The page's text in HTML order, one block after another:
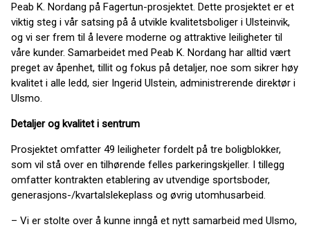
Peab K. Nordang på Fagertun-prosjektet. Dette prosjektet er et
viktig steg i vår satsing på å utvikle kvalitetsboliger i Ulsteinvik,
og vi ser frem til å levere moderne og attraktive leiligheter til
våre kunder. Samarbeidet med Peab K. Nordang har alltid vært
preget av åpenhet, tillit og fokus på detaljer, noe som sikrer høy
kvalitet i alle ledd, sier Ingerid Ulstein, administrerende direktør i
Ulsmo.
Detaljer og kvalitet i sentrum
Prosjektet omfatter 49 leiligheter fordelt på tre boligblokker,
som vil stå over en tilhørende felles parkeringskjeller. I tillegg
omfatter kontrakten etablering av utvendige sportsboder,
generasjons-/kvartalslekeplass og øvrig utomhusarbeid.
– Vi er stolte over å kunne inngå et nytt samarbeid med Ulsmo,